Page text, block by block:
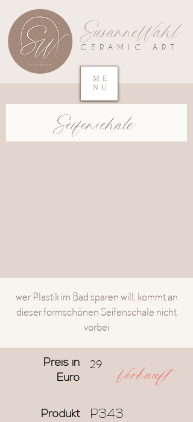
SusanneWahl
CERAMIC ART
ME
NU
Seifenschale
wer Plastik im Bad sparen will, kommt an
dieser formschönen Seifenschale nicht
vorbei
Preis in
Euro
29 Verkauft
Produkt
P343